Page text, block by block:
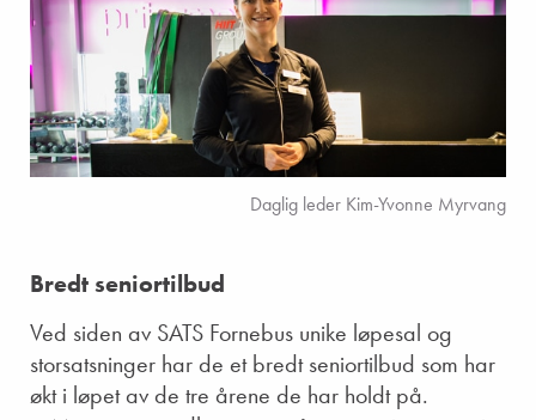
Daglig leder Kim-Yvonne Myrvang
Bredt seniortilbud
Ved siden av SATS Fornebus unike løpesal og
storsatsninger har de et bredt seniortilbud som har
økt i løpet av de tre årene de har holdt på.